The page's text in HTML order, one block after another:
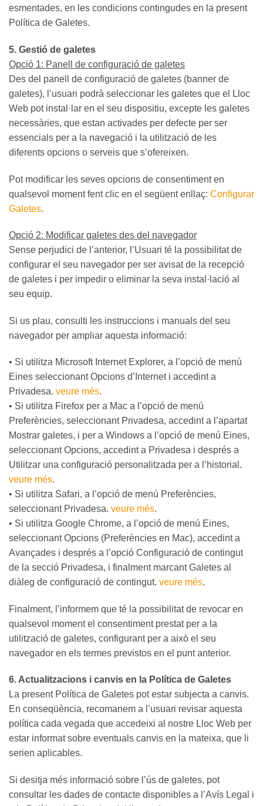
esmentades, en les condicions contingudes en la present
Política de Galetes.
5. Gestió de galetes
Opció 1: Panell de configuració de galetes
Des del panell de configuració de galetes (banner de
galetes), l’usuari podrà seleccionar les galetes que el Lloc
Web pot instal·lar en el seu dispositiu, excepte les galetes
necessàries, que estan activades per defecte per ser
essencials per a la navegació i la utilització de les
diferents opcions o serveis que s’ofereixen.
Pot modificar les seves opcions de consentiment en
qualsevol moment fent clic en el següent enllaç: Configurar
Galetes.
Opció 2: Modificar galetes des del navegador
Sense perjudici de l’anterior, l’Usuari té la possibilitat de
configurar el seu navegador per ser avisat de la recepció
de galetes i per impedir o eliminar la seva instal·lació al
seu equip.
Si us plau, consulti les instruccions i manuals del seu
navegador per ampliar aquesta informació:
• Si utilitza Microsoft Internet Explorer, a l’opció de menú
Eines seleccionant Opcions d’Internet i accedint a
Privadesa. veure més.
• Si utilitza Firefox per a Mac a l’opció de menú
Preferències, seleccionant Privadesa, accedint a l’apartat
Mostrar galetes, i per a Windows a l’opció de menú Eines,
seleccionant Opcions, accedint a Privadesa i després a
Utilitzar una configuració personalitzada per a l’historial.
veure més.
• Si utilitza Safari, a l’opció de menú Preferències,
seleccionant Privadesa. veure més.
• Si utilitza Google Chrome, a l’opció de menú Eines,
seleccionant Opcions (Preferències en Mac), accedint a
Avançades i després a l’opció Configuració de contingut
de la secció Privadesa, i finalment marcant Galetes al
diàleg de configuració de contingut. veure més.
Finalment, l’informem que té la possibilitat de revocar en
qualsevol moment el consentiment prestat per a la
utilització de galetes, configurant per a això el seu
navegador en els termes previstos en el punt anterior.
6. Actualitzacions i canvis en la Política de Galetes
La present Política de Galetes pot estar subjecta a canvis.
En conseqüència, recomanem a l’usuari revisar aquesta
política cada vegada que accedeixi al nostre Lloc Web per
estar informat sobre eventuals canvis en la mateixa, que li
serien aplicables.
Si desitja més informació sobre l’ús de galetes, pot
consultar les dades de contacte disponibles a l’Avís Legal i